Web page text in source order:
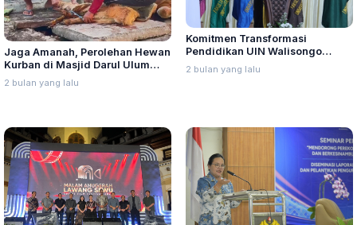
Jaga Amanah, Perolehan Hewan
Kurban di Masjid Darul Ulum
Bertambah
2 bulan yang lalu
Komitmen Transformasi
Pendidikan UIN Walisongo
Bangun Nilai-nilai Kemanusiaan
2 bulan yang lalu